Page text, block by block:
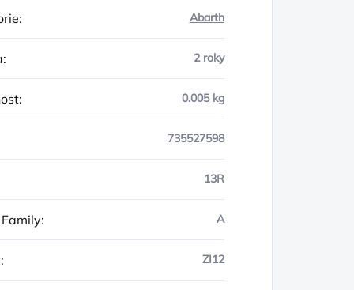
: Abarth
: 2 roky
: 0.005 kg
735527598
13R
: A
: ZI12